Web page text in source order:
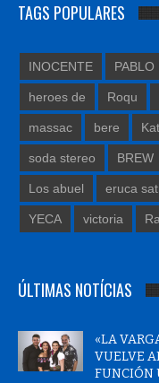
TAGS POPULARES
INOCENTE PABLO
heroes de Roqu
massac bere
soda stereo BREW
Los abuel eruca
YECA victoria
ÚLTIMAS NOTÍCIAS
«LA
VUELVE
FUNCIÓN